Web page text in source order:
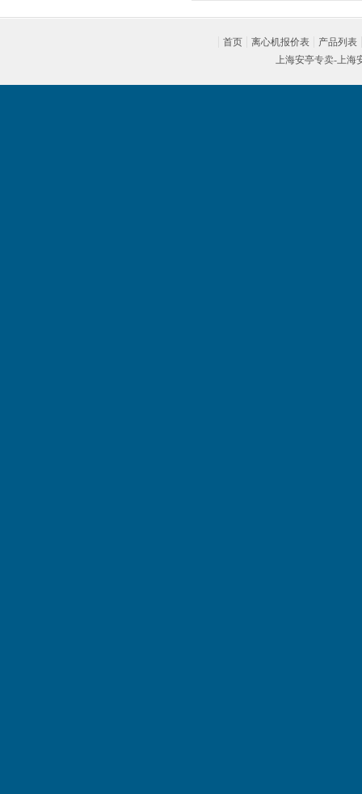
首页 离心机报价表
产品列表
上海安亭专卖- 上